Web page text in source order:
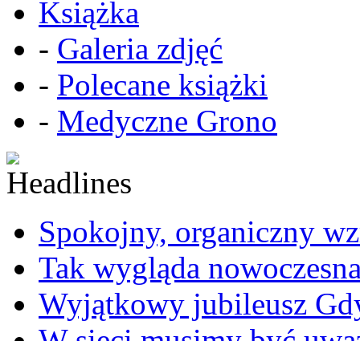
Książka
- Galeria zdjęć
- Polecane książki
- Medyczne Grono
Spokojny, organiczny
Tak wygląda
Wyjątkowy jubileusz